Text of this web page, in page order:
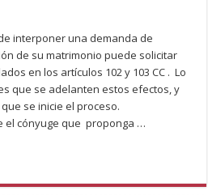
interponer una demanda de
de su matrimonio puede solicitar
en los artículos 102 y 103 CC . Lo
que se adelanten estos efectos, y
se inicie el proceso.
el cónyuge que proponga …